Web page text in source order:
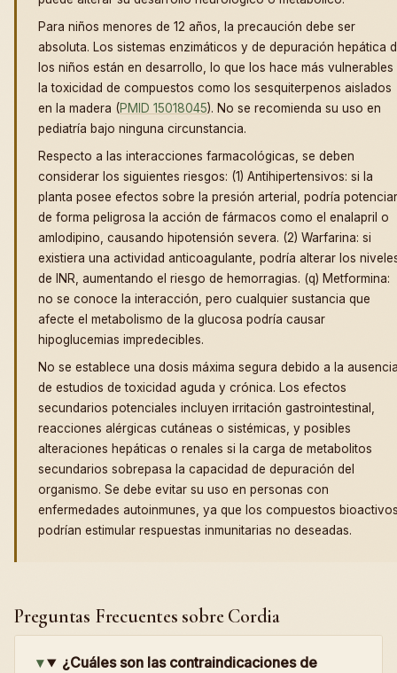
Para niños menores de 12 años, la precaución debe ser
absoluta. Los sistemas enzimáticos y de depuración hepática
los niños están en desarrollo, lo que los hace más vulnerables
la toxicidad de compuestos como los sesquiterpenos aislados
en la madera (PMID 15018045). No se recomienda su uso en
pediatría bajo ninguna circunstancia.
Respecto a las interacciones farmacológicas, se deben
considerar los siguientes riesgos: (1) Antihipertensivos: si la
planta posee efectos sobre la presión arterial, podría potenciar
de forma peligrosa la acción de fármacos como el enalapril o
amlodipino, causando hipotensión severa. (2) Warfarina: si
existiera una actividad anticoagulante, podría alterar los
de INR, aumentando el riesgo de hemorragias. (q) Metformina:
no se conoce la interacción, pero cualquier sustancia que
afecte el metabolismo de la glucosa podría causar
hipoglucemias impredecibles.
No se establece una dosis máxima segura debido a la
de estudios de toxicidad aguda y crónica. Los efectos
secundarios potenciales incluyen irritación gastrointestinal,
reacciones alérgicas cutáneas o sistémicas, y posibles
alteraciones hepáticas o renales si la carga de metabolitos
secundarios sobrepasa la capacidad de depuración del
organismo. Se debe evitar su uso en personas con
enfermedades autoinmunes, ya que los compuestos
podrían estimular respuestas inmunitarias no deseadas.
Preguntas Frecuentes sobre Cordia
¿Cuáles son las contraindicaciones de